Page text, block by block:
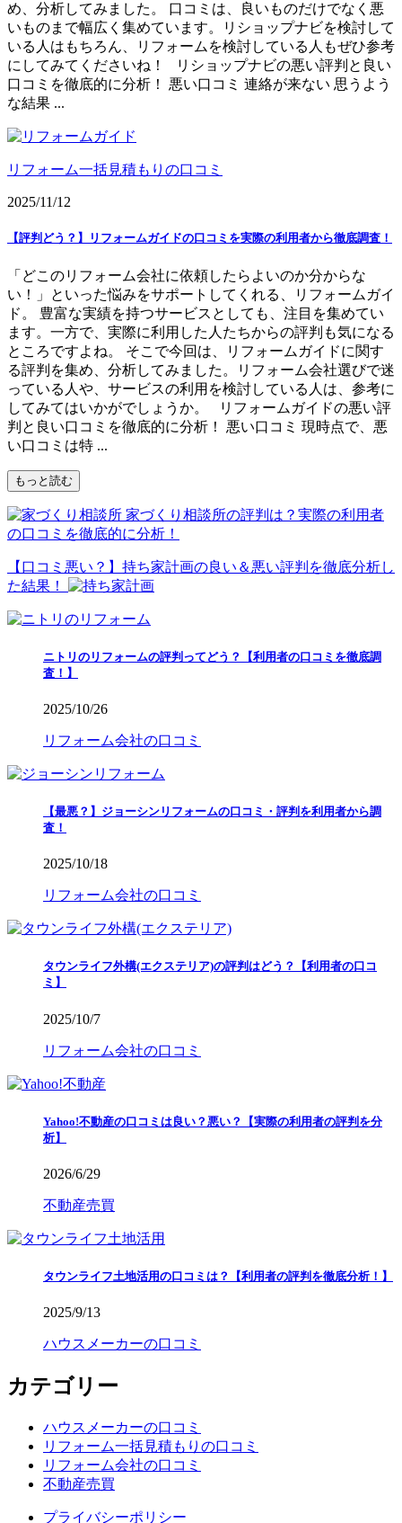
め、分析してみました。 口コミは、良いものだけでなく悪
いものまで幅広く集めています。リショップナビを検討して
いる人はもちろん、リフォームを検討している人もぜひ参考
にしてみてくださいね！ リショップナビの悪い評判と良い
口コミを徹底的に分析！ 悪い口コミ 連絡が来ない 思うよう
な結果 ...
リフォーム一括見積もりの口コミ
2025/11/12
【評判どう？】リフォームガイドの口コミを実際の利用者から徹底調査！
「どこのリフォーム会社に依頼したらよいのか分からな
い！」といった悩みをサポートしてくれる、リフォームガイ
ド。 豊富な実績を持つサービスとしても、注目を集めてい
ます。一方で、実際に利用した人たちからの評判も気になる
ところですよね。 そこで今回は、リフォームガイドに関す
る評判を集め、分析してみました。リフォーム会社選びで迷
っている人や、サービスの利用を検討している人は、参考に
してみてはいかがでしょうか。 リフォームガイドの悪い評
判と良い口コミを徹底的に分析！ 悪い口コミ 現時点で、悪
い口コミは特 ...
もっと読む
家づくり相談所の評判は？実際の利用者
の口コミを徹底的に分析！
【口コミ悪い？】持ち家計画の良い＆悪い評判を徹底分析し
た結果！
ニトリのリフォームの評判ってどう？【利用者の口コミを徹底調
査！】
2025/10/26
リフォーム会社の口コミ
【最悪？】ジョーシンリフォームの口コミ・評判を利用者から調
査！
2025/10/18
リフォーム会社の口コミ
タウンライフ外構(エクステリア)の評判はどう？【利用者の口コ
ミ】
2025/10/7
リフォーム会社の口コミ
Yahoo!不動産の口コミは良い？悪い？【実際の利用者の評判を分
析】
2026/6/29
不動産売買
タウンライフ土地活用の口コミは？【利用者の評判を徹底分析！】
2025/9/13
ハウスメーカーの口コミ
カテゴリー
ハウスメーカーの口コミ
リフォーム一括見積もりの口コミ
リフォーム会社の口コミ
不動産売買
プライバシーポリシー